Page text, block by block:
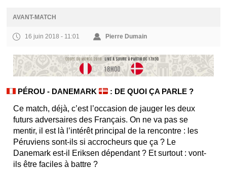
AVANT-MATCH
16 juin 2018 - 11:01 Pierre Dumain
PÉROU - DANEMARK
: DE QUOI ÇA PARLE ?
Ce match, déjà, c’est l’occasion de jauger les deux
futurs adversaires des Français. On ne va pas se
mentir, il est là l’intérêt principal de la rencontre : les
Péruviens sont-ils si accrocheurs que ça ? Le
Danemark est-il Eriksen dépendant ? Et surtout : vont-
ils être faciles à battre ?